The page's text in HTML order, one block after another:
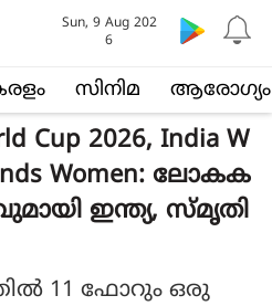
സിനിമ ആരോഗ്യം
Sun, 9 Aug 202
6
Cup 2026, India W
Women: ലോകക
ഇന്ത്യ, സ്മൃതി
11 ഫോറും ഒരു